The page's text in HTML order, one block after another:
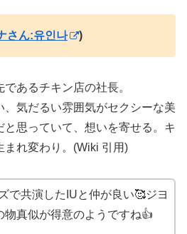
さん:유인나 )
あるチキン店の社長。
、気だるい雰囲気がセクシーな美
思っていて、想いを寄せる。キ
まれ変わり。(Wiki 引用)
で共演したIUと仲が良い🥰ジヨ
物真似が得意のようですね👍